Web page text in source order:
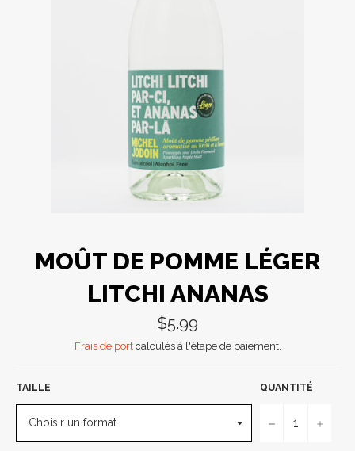
MOÛT DE POMME LÉGER
LITCHI ANANAS
Prix
régulier
$5.99
Frais de portcalculés à l'étape de paiement.
TAILLE QUANTITÉ
− +